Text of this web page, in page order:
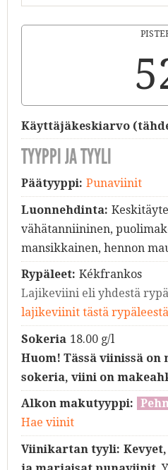
Käyttäjäkeskiarvo
TYYPPI JA TYYLI
Päätyyppi: Punaviinit
Luonnehdinta:
vähätanniininen,
mansikkainen, hennon
Rypäleet: Kékfrankos
Lajikeviini eli yhdestä
lajikeviinit tästä rypäleestä
Sokeria 18.00 g/l
Huom! Tässä viinissä
sokeria, viini on
Alkon makutyyppi:
Hae viinit
Viinikartan tyyli: